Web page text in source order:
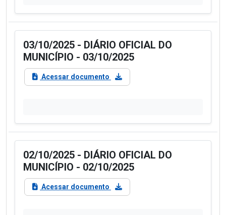
03/10/2025 - DIÁRIO OFICIAL DO
MUNICÍPIO - 03/10/2025
Acessar documento
02/10/2025 - DIÁRIO OFICIAL DO
MUNICÍPIO - 02/10/2025
Acessar documento